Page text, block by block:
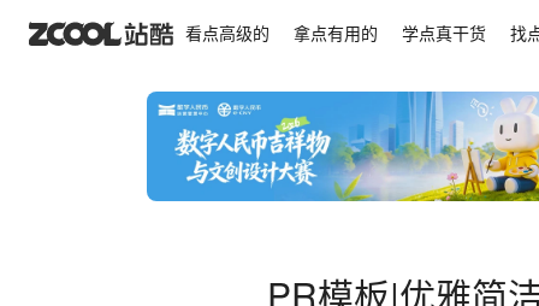
看点高级的 拿点有用的 学点真干货 找
PR模板|优雅简
PR模板|优雅简洁动态标志LOGO演绎广告综艺动画